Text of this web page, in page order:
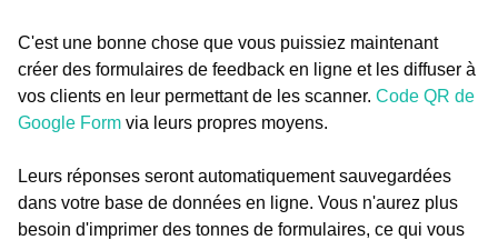
C'est une bonne chose que vous puissiez maintenant
créer des formulaires de feedback en ligne et les diffuser à
vos clients en leur permettant de les scanner. Code QR de
Google Form via leurs propres moyens.
Leurs réponses seront automatiquement sauvegardées
dans votre base de données en ligne. Vous n'aurez plus
besoin d'imprimer des tonnes de formulaires, ce qui vous